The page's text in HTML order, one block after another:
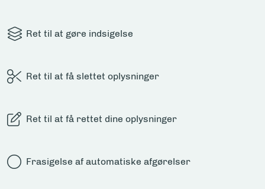
Ret til at gøre indsigelse
Ret til at få slettet oplysninger
Ret til at få rettet dine oplysninger
Frasigelse af automatiske afgørelser